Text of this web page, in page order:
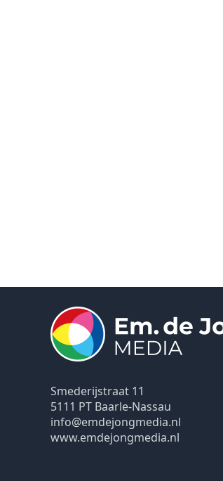
Smederijstraat 11
5111 PT Baarle-Nassau
info@emdejongmedia.nl
www.emdejongmedia.nl